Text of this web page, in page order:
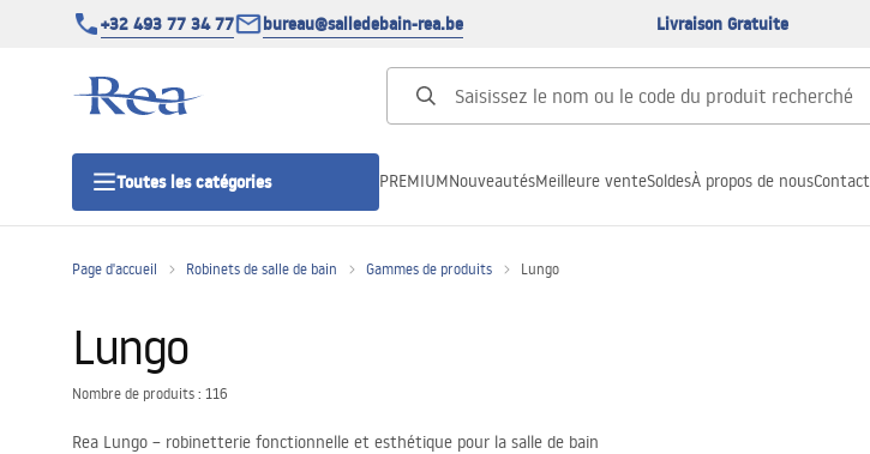
+32 493 77 34 77 bureau@salledebain-rea.be Livraison Gratuite
Toutes les catégories
Portes de douche
PREMIUMNouveautésMeilleure venteSoldesÀ propos de nousContact
Page d'accueil Robinets de salle de bain Gammes de produits Lungo
Lungo
Nombre de produits : 116
Rea Lungo – robinetterie fonctionnelle et esthétique pour la salle de bain